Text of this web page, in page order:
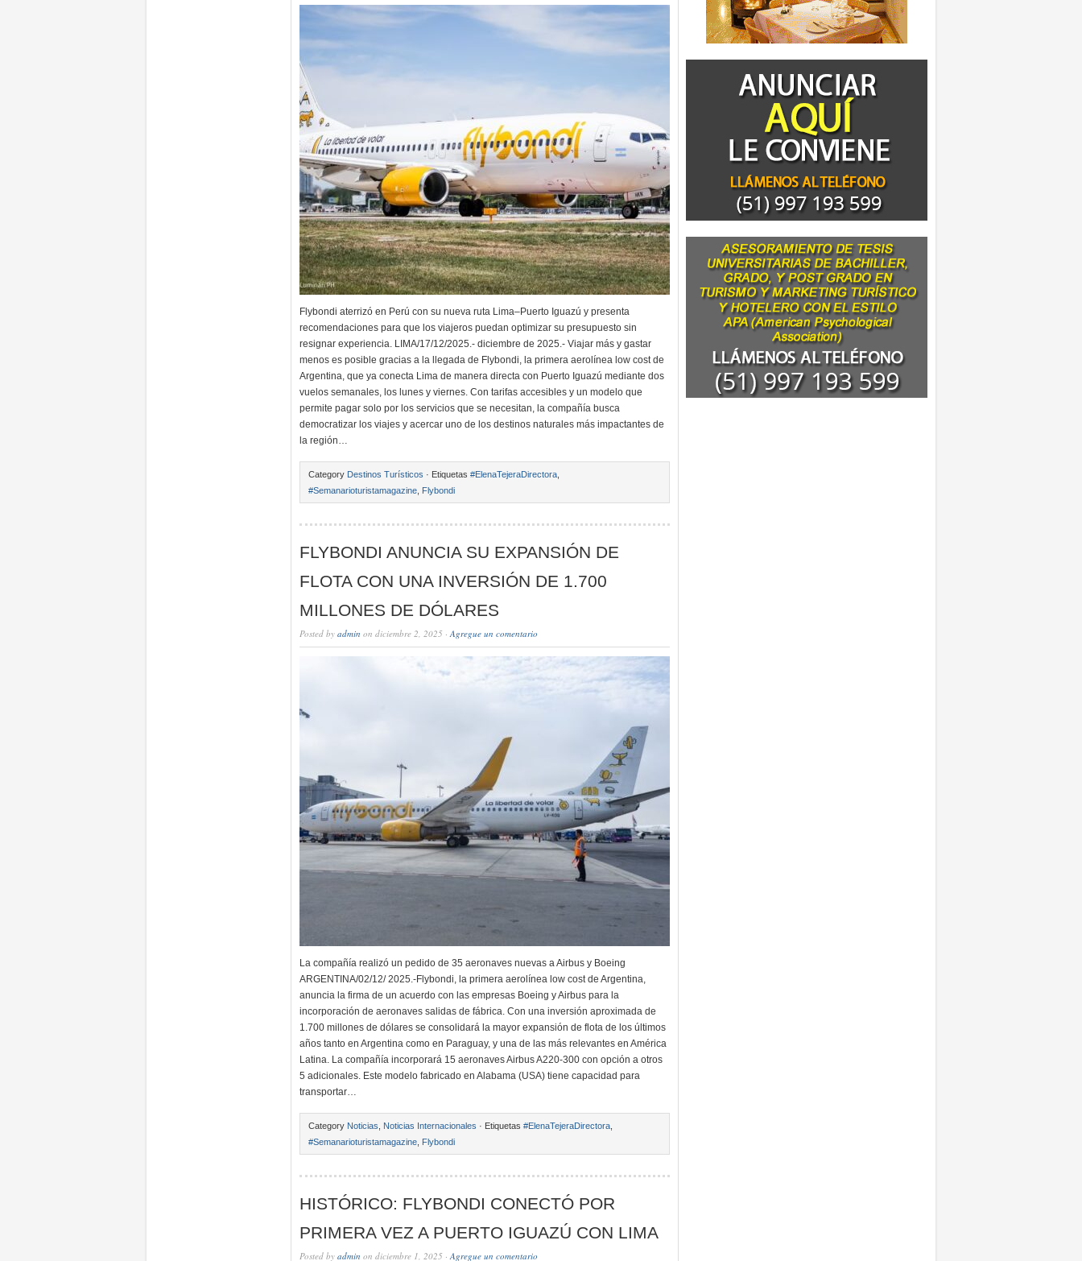
Flybondi aterrizó en Perú con su nueva ruta Lima–Puerto Iguazú y presenta
recomendaciones para que los viajeros puedan optimizar su presupuesto sin
resignar experiencia. LIMA/17/12/2025.- diciembre de 2025.- Viajar más y gastar
menos es posible gracias a la llegada de Flybondi, la primera aerolínea low cost de
Argentina, que ya conecta Lima de manera directa con Puerto Iguazú mediante dos
vuelos semanales, los lunes y viernes. Con tarifas accesibles y un modelo que
permite pagar solo por los servicios que se necesitan, la compañía busca
democratizar los viajes y acercar uno de los destinos naturales más impactantes de
la región…
Category Destinos Turísticos · Etiquetas #ElenaTejeraDirectora
#Semanarioturistamagazine Flybondi
FLYBONDI ANUNCIA SU EXPANSIÓN DE
FLOTA CON UNA INVERSIÓN DE 1.700
MILLONES DE DÓLARES
Posted by admin on diciembre 2, 2025 ·Agregue un comentario
La compañía realizó un pedido de 35 aeronaves nuevas a Airbus y Boeing
ARGENTINA/02/12/ 2025.-Flybondi, la primera aerolínea low cost de Argentina,
anuncia la firma de un acuerdo con las empresas Boeing y Airbus para la
incorporación de aeronaves salidas de fábrica. Con una inversión aproximada de
1.700 millones de dólares se consolidará la mayor expansión de flota de los últimos
años tanto en Argentina como en Paraguay, y una de las más relevantes en América
Latina. La compañía incorporará 15 aeronaves Airbus A220-300 con opción a otros
5 adicionales. Este modelo fabricado en Alabama (USA) tiene capacidad para
transportar…
Category Noticias Noticias Internacionales · Etiquetas #ElenaTejeraDirectora
#Semanarioturistamagazine Flybondi
HISTÓRICO: FLYBONDI CONECTÓ POR
PRIMERA VEZ A PUERTO IGUAZÚ CON LIMA
Posted by admin on diciembre 1, 2025 ·Agregue un comentario